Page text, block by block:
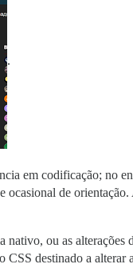
.
em codificação; no
de
ou as
destinado a alterar